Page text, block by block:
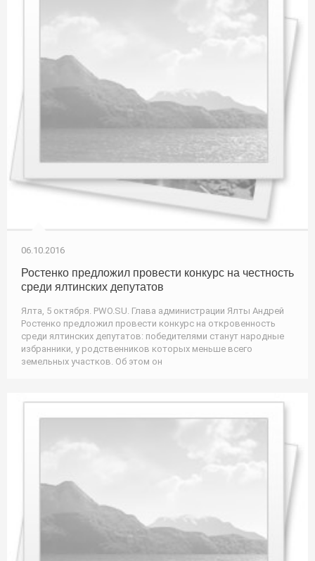
06.10.2016
Ростенко предложил провести конкурс на честность
среди ялтинских депутатов
Ялта, 5 октября. PWO.SU. Глава администрации Ялты Андрей
Ростенко предложил провести конкурс на откровенность
среди ялтинских депутатов: победителями станут народные
избранники, у родственников которых меньше всего
земельных участков. Об этом он